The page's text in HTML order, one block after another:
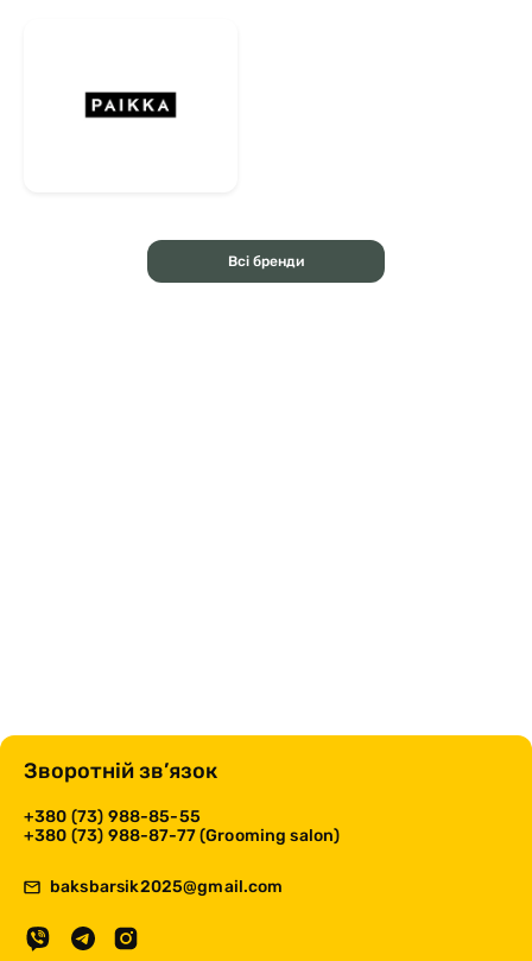
Всі бренди
Зворотній зв’язок
+380 (73) 988-85-55
+380 (73) 988-87-77 (Grooming salon)
baksbarsik2025@gmail.com